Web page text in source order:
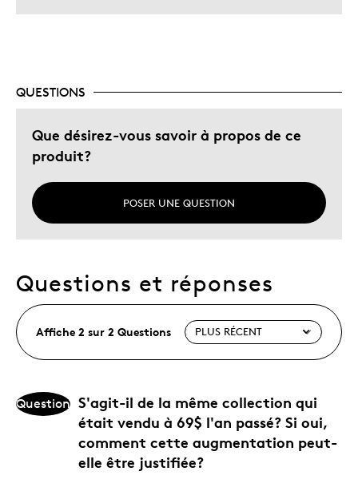
QUESTIONS
Que désirez-vous savoir à propos de ce
produit?
POSER UNE QUESTION
Questions et réponses
Affiche 2 sur 2 Questions
Question S'agit-il de la même collection qui
était vendu à 69$ l'an passé? Si oui,
comment cette augmentation peut-
elle être justifiée?